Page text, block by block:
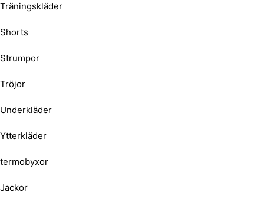
Träningskläder
Shorts
Strumpor
Tröjor
Underkläder
Ytterkläder
termobyxor
Jackor